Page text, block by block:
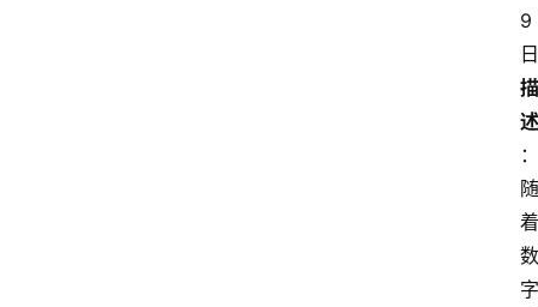
9
日
描
述
：
随
着
数
字